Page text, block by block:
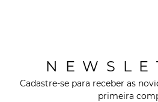
Cadastre-se para receber as
primeira